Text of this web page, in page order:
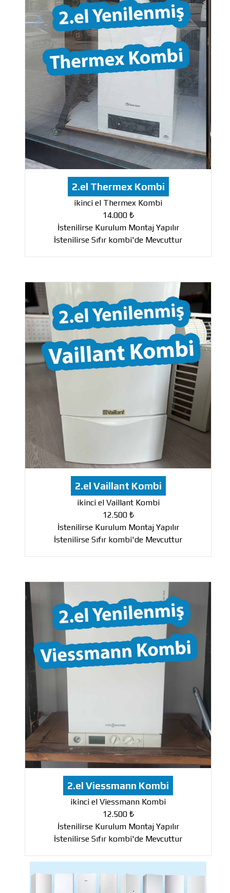
2.el Thermex Kombi
ikinci el Thermex Kombi
14.000 ₺
İstenilirse Kurulum Montaj Yapılır
İstenilirse Sıfır kombi'de Mevcuttur
2.el Vaillant Kombi
ikinci el Vaillant Kombi
12.500 ₺
İstenilirse Kurulum Montaj Yapılır
İstenilirse Sıfır kombi'de Mevcuttur
2.el Viessmann Kombi
ikinci el Viessmann Kombi
12.500 ₺
İstenilirse Kurulum Montaj Yapılır
İstenilirse Sıfır kombi'de Mevcuttur